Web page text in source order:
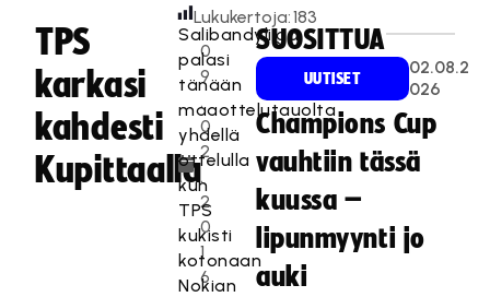
TPS
karkasi
kahdesti
Kupittaalla
0
9
.
0
2
.
2
0
1
6
Lukukertoja:183
Salibandyliiga
palasi
tänään
maaottelutauolta
yhdellä
ottelulla
kun
TPS
kukisti
kotonaan
Nokian
SUOSITTUA
UUTISET
02.08.2
026
Champions Cup
vauhtiin tässä
kuussa –
lipunmyynti jo
auki